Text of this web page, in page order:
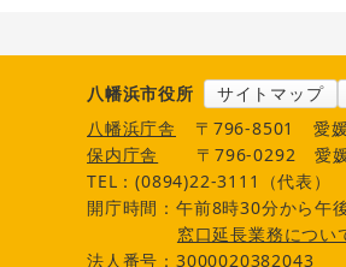
八幡浜市役所 サイトマップ
八幡浜庁舎
〒796-8501 愛
保内庁舎
〒796-0292
愛
TEL：(0894)22-3111（代表）
開庁時間：午前8時30分から午
窓口延長業務につい
法人番号：3000020382043